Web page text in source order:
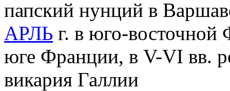
папский нунций в
АРЛЬ г. в юго-восточной
юге Франции, в V-VI вв.
викария Галлии